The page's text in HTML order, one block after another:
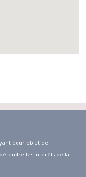
pour objet de
les intérêts de la